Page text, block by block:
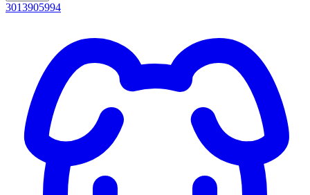
3013905994